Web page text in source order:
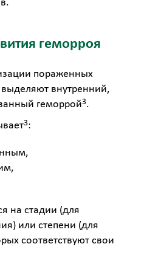
геморроя
пораженных
внутренний,
геморрой3.
3:
на стадии (для
или степени (для
соответствуют свои